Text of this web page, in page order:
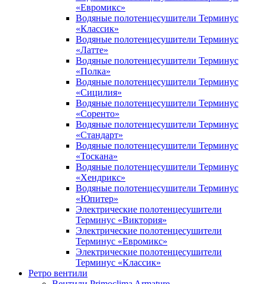
«Евромикс»
Водяные полотенцесушители Терминус
«Классик»
Водяные полотенцесушители Терминус
«Латте»
Водяные полотенцесушители Терминус
«Полка»
Водяные полотенцесушители Терминус
«Сицилия»
Водяные полотенцесушители Терминус
«Соренто»
Водяные полотенцесушители Терминус
«Стандарт»
Водяные полотенцесушители Терминус
«Тоскана»
Водяные полотенцесушители Терминус
«Хендрикс»
Водяные полотенцесушители Терминус
«Юпитер»
Электрические полотенцесушители
Терминус «Виктория»
Электрические полотенцесушители
Терминус «Евромикс»
Электрические полотенцесушители
Терминус «Классик»
Ретро вентили